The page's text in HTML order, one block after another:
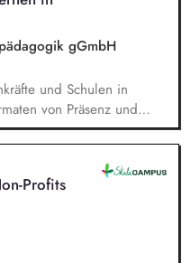
zielgruppengerechte und
begleitet pädagogische
offline.
gGmbH
und Schulen in
von Präsenz und
Tagen und erstellst
schlau-lernen.org.
dabei auf den
und
Profits